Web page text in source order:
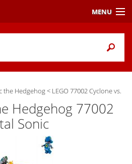
the Hedgehog< LEGO 77002 Cyclone vs.
Hedgehog 77002
Sonic
MENU